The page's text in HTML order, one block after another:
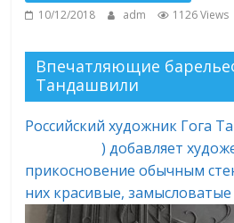
10/12/2018
adm 1126 Views
Впечатляющие
Тандашвили
Российский художник Гога
Tandashvili) добавляет
прикосновение обычным
них красивые,